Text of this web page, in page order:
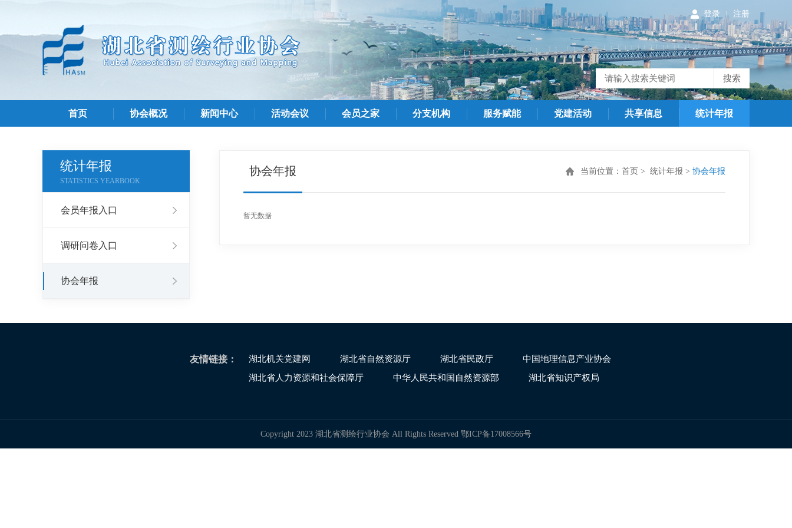
登录 注册
搜索
首页 协会概况 新闻中心 活动会议 会员之家 分支机构 服务赋能 党建活动 共享信息 统计年报
统计年报
STATISTICS YEARBOOK
会员年报入口
调研问卷入口
协会年报
协会年报 当前位置： 首页 > 统计年报 > 协会年报
暂无数据
友情链接： 湖北机关党建网 湖北省自然资源厅 湖北省民政厅
中国地理信息产业协会
湖北省人力资源和社会保障厅
中华人民共和国自然资源部 湖北省知识产权局
Copyright 2023 湖北省测绘行业协会 All Rights Reserved 鄂ICP备17008566号